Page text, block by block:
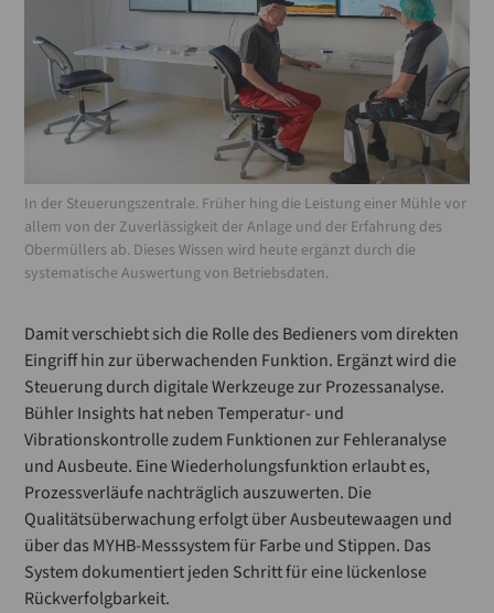
In der Steuerungszentrale. Früher hing die Leistung einer Mühle vor
allem von der Zuverlässigkeit der Anlage und der Erfahrung des
Obermüllers ab. Dieses Wissen wird heute ergänzt durch die
systematische Auswertung von Betriebsdaten.
Damit verschiebt sich die Rolle des Bedieners vom direkten
Eingriff hin zur überwachenden Funktion. Ergänzt wird die
Steuerung durch digitale Werkzeuge zur Prozessanalyse.
Bühler Insights hat neben Temperatur- und
Vibrationskontrolle zudem Funktionen zur Fehleranalyse
und Ausbeute. Eine Wiederholungsfunktion erlaubt es,
Prozessverläufe nachträglich auszuwerten. Die
Qualitätsüberwachung erfolgt über Ausbeutewaagen und
über das MYHB-Messsystem für Farbe und Stippen. Das
System dokumentiert jeden Schritt für eine lückenlose
Rückverfolgbarkeit.